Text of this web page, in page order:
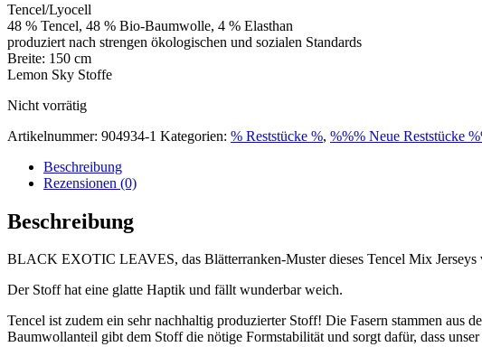
Tencel/Lyocell
48 % Tencel, 48 % Bio-Baumwolle, 4 % Elasthan
produziert nach strengen ökologischen und sozialen Standards
Breite: 150 cm
Lemon Sky Stoffe
Nicht vorrätig
Artikelnummer: 904934-1 Kategorien: % Reststücke %, %%% Neue Reststücke
Beschreibung
Rezensionen (0)
Beschreibung
BLACK EXOTIC LEAVES, das Blätterranken-Muster dieses Tencel Mix Jerseys
Der Stoff hat eine glatte Haptik und fällt wunderbar weich.
Tencel ist zudem ein sehr nachhaltig produzierter Stoff! Die Fasern stammen aus
Baumwollanteil gibt dem Stoff die nötige Formstabilität und sorgt dafür, dass